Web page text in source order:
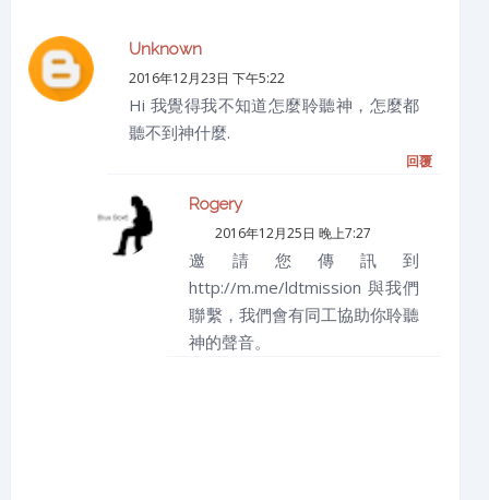
Unknown
2016年12月23日 下午5:22
Hi 我覺得我不知道怎麼聆聽神，怎麼都
聽不到神什麼.
回覆
Rogery
2016年12月25日 晚上7:27
邀請您傳訊到
http://m.me/ldtmission 與我們
聯繫，我們會有同工協助你聆聽
神的聲音。